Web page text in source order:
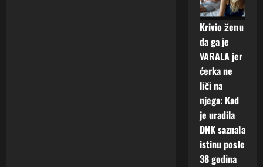
Krivio ženu
da ga je
VARALA jer
ćerka ne
liči na
njega: Kad
je uradila
DNK saznala
istinu posle
38 godina